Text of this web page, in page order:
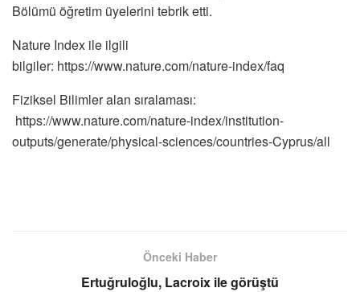
Bölümü öğretim üyelerini tebrik etti.
Nature Index ile ilgili
bilgiler: https://www.nature.com/nature-index/faq
Fiziksel Bilimler alan sıralaması:
https://www.nature.com/nature-index/institution-
outputs/generate/physical-sciences/countries-Cyprus/all
Önceki Haber
Ertuğruloğlu, Lacroix ile görüştü